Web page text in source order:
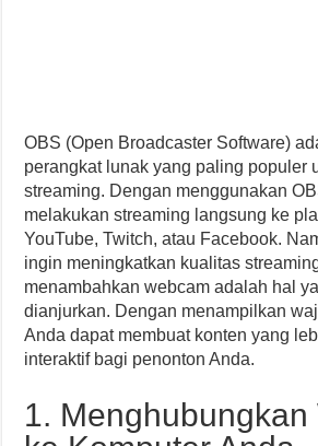
OBS (Open Broadcaster Software)
perangkat lunak yang paling populer
streaming. Dengan menggunakan
melakukan streaming langsung ke
YouTube, Twitch, atau Facebook.
ingin meningkatkan kualitas
menambahkan webcam adalah hal
dianjurkan. Dengan menampilkan
Anda dapat membuat konten yang
interaktif bagi penonton Anda.
1. Menghubungkan